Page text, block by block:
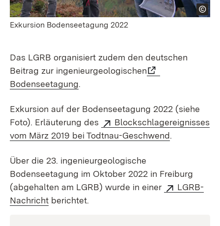
Exkursion Bodenseetagung 2022
Das LGRB organisiert zudem den deutschen
Beitrag zur ingenieur­geologischen
Bodenseetagung.
Exkursion auf der Bodenseetagung 2022 (siehe
Foto). Erläuterung des
Blockschlagereignisses
vom März 2019 bei Todtnau-Geschwend.
Über die 23. ingenieur­geologische
Bodenseetagung im Oktober 2022 in Freiburg
(abgehalten am LGRB) wurde in einer
LGRB-
Nachricht berichtet.